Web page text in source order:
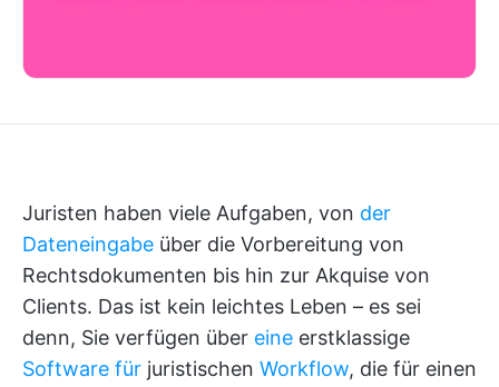
Juristen haben viele Aufgaben, von der
Dateneingabe über die Vorbereitung von
Rechtsdokumenten bis hin zur Akquise von
Clients. Das ist kein leichtes Leben – es sei
denn, Sie verfügen über eine erstklassige
Software für juristischen Workflow, die für einen